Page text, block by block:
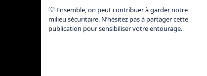
💡 Ensemble, on peut contribuer à garder notre
milieu sécuritaire. N’hésitez pas à partager cette
publication pour sensibiliser votre entourage.